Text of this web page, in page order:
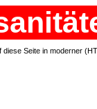
Seite in moderner